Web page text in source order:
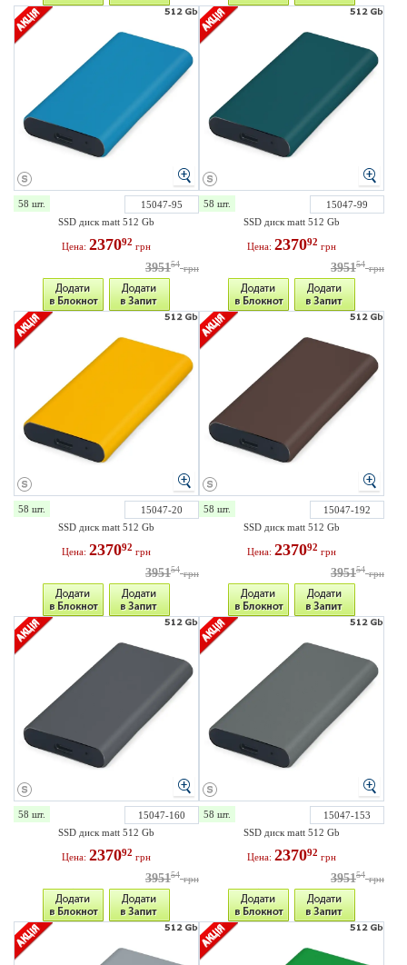
58 шт.
15047-95
SSD диск matt 512 Gb
Цена: 237092 грн
395154 грн
58 шт.
15047-99
SSD диск matt 512 Gb
Цена: 237092 грн
395154 грн
58 шт.
15047-20
SSD диск matt 512 Gb
Цена: 237092 грн
395154 грн
58 шт.
15047-192
SSD диск matt 512 Gb
Цена: 237092 грн
395154 грн
58 шт.
15047-160
SSD диск matt 512 Gb
Цена: 237092 грн
395154 грн
58 шт.
15047-153
SSD диск matt 512 Gb
Цена: 237092 грн
395154 грн